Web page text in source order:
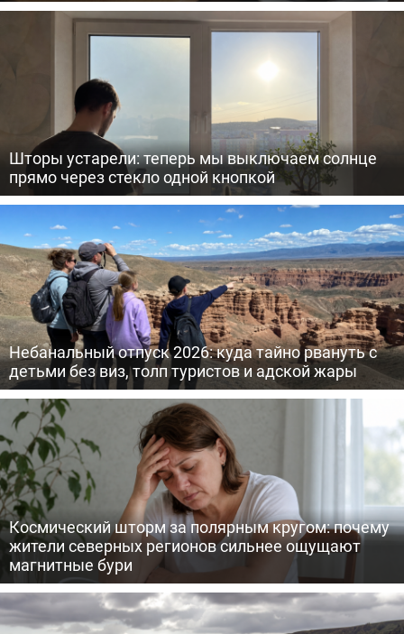
Шторы устарели: теперь мы выключаем солнце
прямо через стекло одной кнопкой
Небанальный отпуск 2026: куда тайно рвануть с
детьми без виз, толп туристов и адской жары
Космический шторм за полярным кругом: почему
жители северных регионов сильнее ощущают
магнитные бури